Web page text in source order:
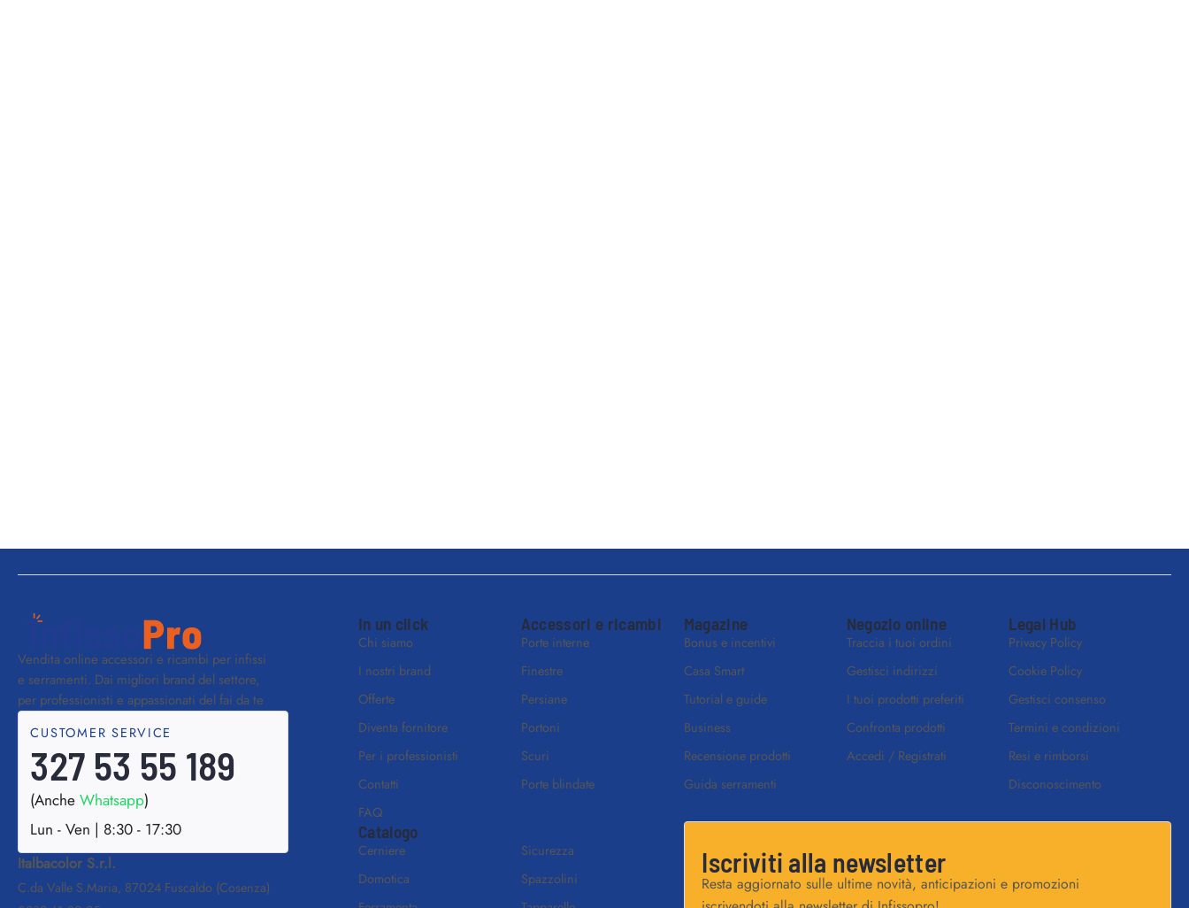
Vendita online accessori e ricambi per infissi
e serramenti. Dai migliori brand del settore,
per professionisti e appassionati del fai da te
CUSTOMER SERVICE
327 53 55 189
(AncheWhatsapp)
Lun - Ven | 8:30 - 17:30
Italbacolor S.r.l.
C.da Valle S.Maria, 87024 Fuscaldo (Cosenza)
In un click
Chi siamo
I nostri brand
Offerte
Diventa fornitore
Per i professionisti
Contatti
FAQ
Accessori e ricambi
Porte interne
Finestre
Persiane
Portoni
Scuri
Porte blindate
Magazine
Bonus e incentivi
Casa Smart
Tutorial e guide
Business
Recensione prodotti
Guida serramenti
Negozio online
Traccia i tuoi ordini
Gestisci indirizzi
I tuoi prodotti preferiti
Confronta prodotti
Accedi / Registrati
Legal Hub
Privacy Policy
Cookie Policy
Gestisci consenso
Termini e condizioni
Resi e rimborsi
Disconoscimento
Catalogo
Cerniere
Domotica
Sicurezza
Spazzolini
Iscriviti alla newsletter
Resta aggiornato sulle ultime novità, anticipazioni e promozioni